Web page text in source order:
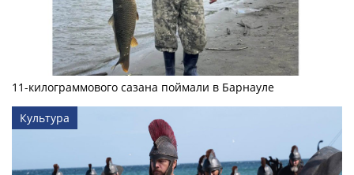
11-килограммового сазана поймали в Барнауле
Культура